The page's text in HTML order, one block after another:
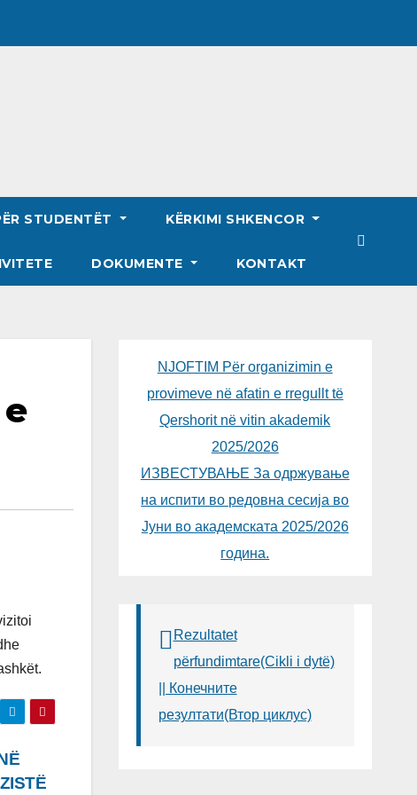
STUDENTËT KËRKIMI SHKENCOR
DOKUMENTE KONTAKT
NJOFTIM Për organizimin e
provimeve në afatin e rregullt të
Qershorit në vitin akademik
2025/2026
ИЗВЕСТУВАЊЕ За одржување
на испити во редовна сесија во
Јуни во академската 2025/2026
година.
Rezultatet
përfundimtare(Cikli i dytë)
|| Конечните
резултати(Втор циклус)